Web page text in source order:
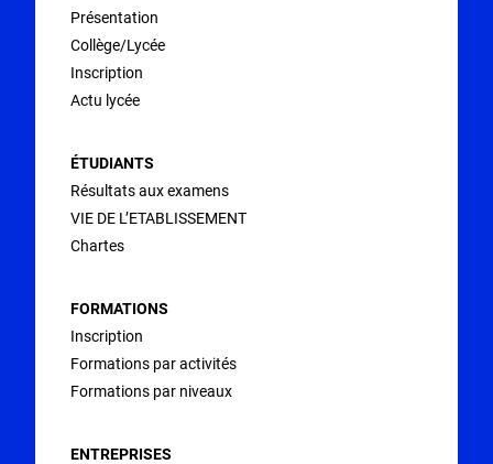
Présentation
Collège/Lycée
Inscription
Actu lycée
ÉTUDIANTS
Résultats aux examens
VIE DE L’ETABLISSEMENT
Chartes
FORMATIONS
Inscription
Formations par activités
Formations par niveaux
ENTREPRISES